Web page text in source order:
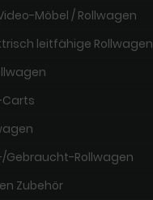
Möbel / Rollwagen
leitfähige Rollwagen
Carts
Gebraucht-Rollwagen
Zubehör